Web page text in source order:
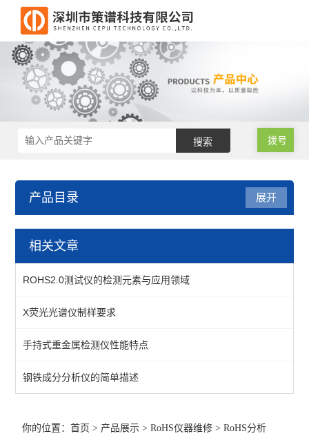
拨号
产品目录
RoHS仪器维修
查看全部 >>
展开
相关文章
ROHS2.0测试仪的检测元素与应用领域
X荧光光谱仪制样要求
手持式重金属检测仪性能特点
钢铁成分分析仪的简单描述
你的位置：首页 > 产品展示 >RoHS仪器维修 >RoHS分析